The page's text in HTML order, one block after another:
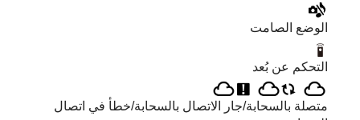
الوضع الصامت
التحكم عن بُعد
متصلة بالسحابة/جار الاتصال بالسحابة/خطأ في اتصال